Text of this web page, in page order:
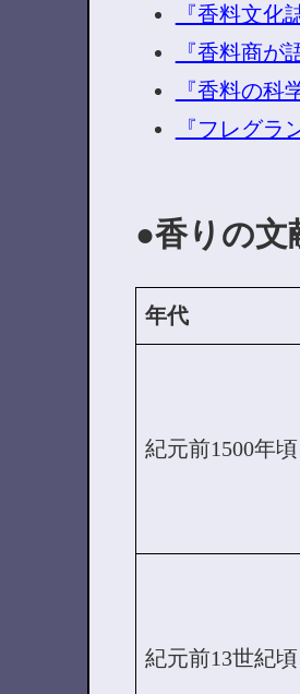
『香料文化
『香料商が
『香料の科
『フレグ
香りの文
年代
紀元前1500年頃
紀元前13世紀頃